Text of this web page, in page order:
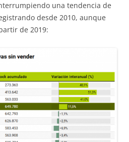
una tendencia de
desde 2010, aunque
de 2019: